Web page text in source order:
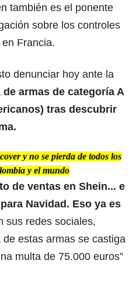
también es el ponente
sobre los controles
Francia.
denunciar hoy ante la
de armas de categoría A
tras descubrir
y no se pierda de todos los
y el mundo
de ventas en Shein... e
Navidad. Eso ya es
sus redes sociales,
estas armas se castiga
multa de 75.000 euros”